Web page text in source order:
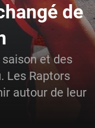
de
et des
Les Raptors
autour de leur